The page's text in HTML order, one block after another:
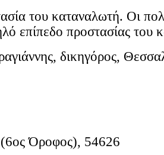
του καταναλωτή. Οι
επίπεδο προστασίας του
δικηγόρος,
(6ος Όροφος), 54626